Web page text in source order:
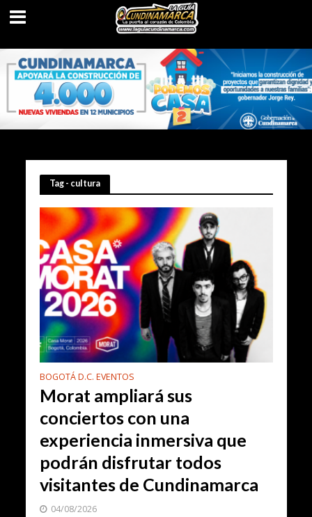
Tag - cultura
BOGOTÁ D.C. EVENTOS
Morat ampliará sus
conciertos con una
experiencia inmersiva que
podrán disfrutar todos
visitantes de Cundinamarca
04/08/2026